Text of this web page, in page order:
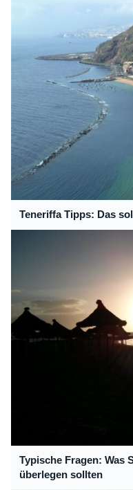
Teneriffa Tipps: Das
Typische Fragen: Was
überlegen sollten